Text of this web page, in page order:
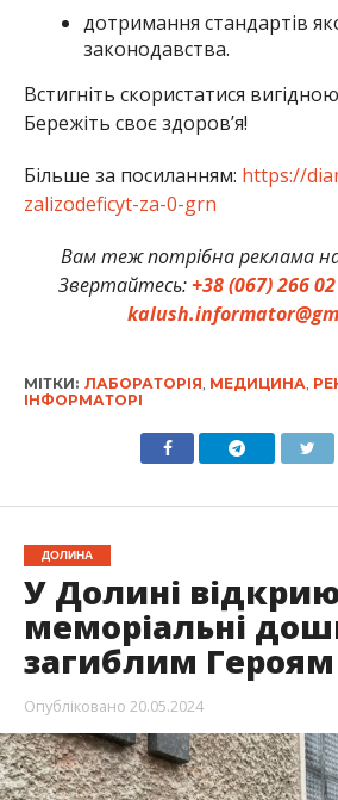
дотримання стандартів
законодавства.
Встигніть скористатися
Бережіть своє здоров’я!
Більше за посиланням: https://
zalizodeficyt-za-0-grn
Вам теж потрібна реклама
Звертайтесь:+38 (067) 266
МІТКИ: ЛАБОРАТОРІЯ, МЕДИЦИНА,
ІНФОРМАТОРІ
ДОЛИНА
У Долині
меморіальні
загиблим Героям
Опубліковано 20.05.2024